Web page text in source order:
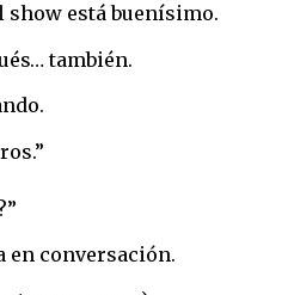
show está buenísimo.
también.
en conversación.